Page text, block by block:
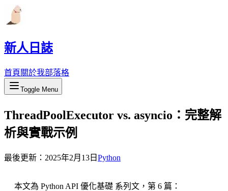
新人日誌
首頁 關於我部落格
Toggle Menu
ThreadPoolExecutor vs. asyncio：完整解
析與實戰示例
最後更新： 2025年2月13日 Python
本文為 Python API 優化基礎 系列文，第 6 篇：